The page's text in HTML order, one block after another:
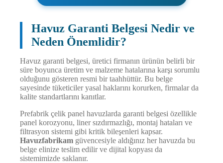
Havuz Garanti Belgesi Nedir ve
Neden Önemlidir?
Havuz garanti belgesi, üretici firmanın ürünün belirli bir
süre boyunca üretim ve malzeme hatalarına karşı sorumlu
olduğunu gösteren resmi bir taahhüttür. Bu belge
sayesinde tüketiciler yasal haklarını korurken, firmalar da
kalite standartlarını kanıtlar.
Prefabrik çelik panel havuzlarda garanti belgesi özellikle
panel korozyonu, liner sızdırmazlığı, montaj hataları ve
filtrasyon sistemi gibi kritik bileşenleri kapsar.
Havuzfabrikam güvencesiyle aldığınız her havuzda bu
belge elinize teslim edilir ve dijital kopyası da
sistemimizde saklanır.